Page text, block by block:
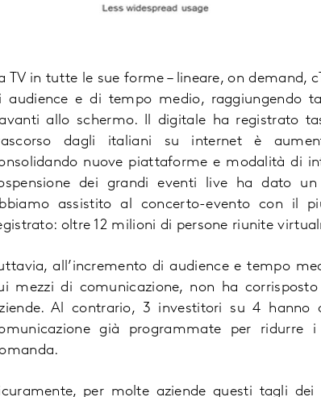
TV in tutte le sue forme – lineare, on demand,
audience e di tempo medio, raggiungendo
allo schermo. Il digitale ha registrato
dagli italiani su internet è
nuove piattaforme e modalità di
dei grandi eventi live ha dato
assistito al concerto-evento con il
oltre 12 milioni di persone riunite
all’incremento di audience e tempo
mezzi di comunicazione, non ha
Al contrario, 3 investitori su 4
già programmate per
per molte aziende questi tagli